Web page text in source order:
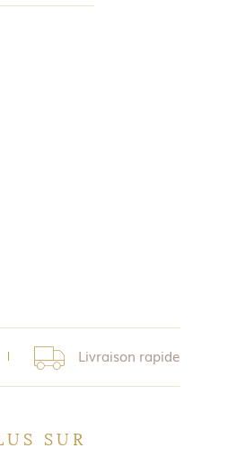
Livraison rapide
SUR